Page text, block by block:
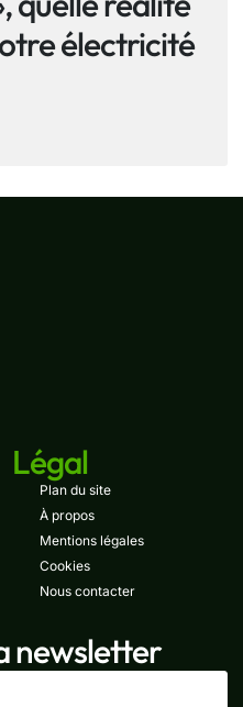
électricité
Légal
Plan du site
À propos
Mentions légales
Cookies
Nous contacter
newsletter